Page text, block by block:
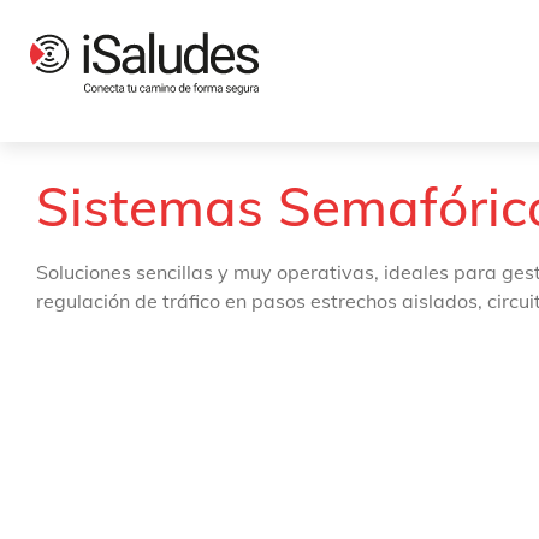
Sistemas
Soluciones sencillas y muy operativas, ideales para
regulación de tráfico en pasos estrechos aislados,